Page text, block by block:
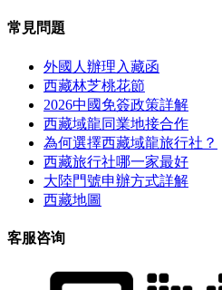
常見問題
外國人辦理入藏函
西藏林芝桃花節
2026中國免簽政策詳解
西藏域龍同業地接合作
為何選擇西藏域龍旅行社？
西藏旅行社哪一家最好
大陸門號申辦方式詳解
西藏地圖
客服咨询